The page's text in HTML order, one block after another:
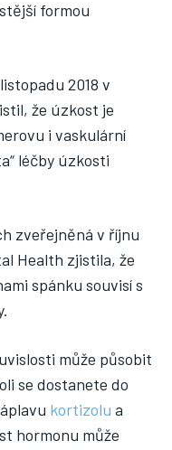
formou
2018 v
že úzkost je
i vaskulární
léčby úzkosti
zveřejněná v říjnu
Health zjistila, že
spánku souvisí s
může působit
se dostanete do
kortizolu a
hormonu může